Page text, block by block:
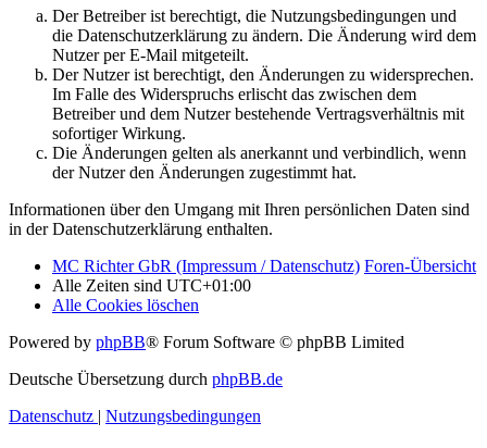
Der Betreiber ist berechtigt, die Nutzungsbedingungen und
die Datenschutzerklärung zu ändern. Die Änderung wird dem
Nutzer per E-Mail mitgeteilt.
Der Nutzer ist berechtigt, den Änderungen zu widersprechen.
Im Falle des Widerspruchs erlischt das zwischen dem
Betreiber und dem Nutzer bestehende Vertragsverhältnis mit
sofortiger Wirkung.
Die Änderungen gelten als anerkannt und verbindlich, wenn
der Nutzer den Änderungen zugestimmt hat.
Informationen über den Umgang mit Ihren persönlichen Daten sind
in der Datenschutzerklärung enthalten.
MC Richter GbR (Impressum / Datenschutz) Foren-Übersicht
Alle Zeiten sind UTC+01:00
Alle Cookies löschen
Powered by phpBB® Forum Software © phpBB Limited
Deutsche Übersetzung durch phpBB.de
Datenschutz | Nutzungsbedingungen